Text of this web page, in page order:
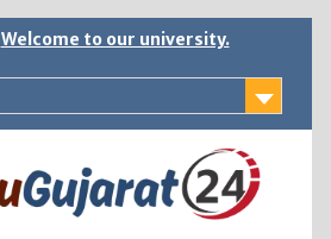
Welcome to our university.